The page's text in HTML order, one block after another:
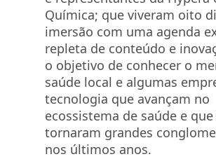
Química; que viveram oito
imersão com uma agenda
repleta de conteúdo e
o objetivo de conhecer o
saúde local e algumas
tecnologia que avançam no
ecossistema de saúde e que
tornaram grandes
nos últimos anos.